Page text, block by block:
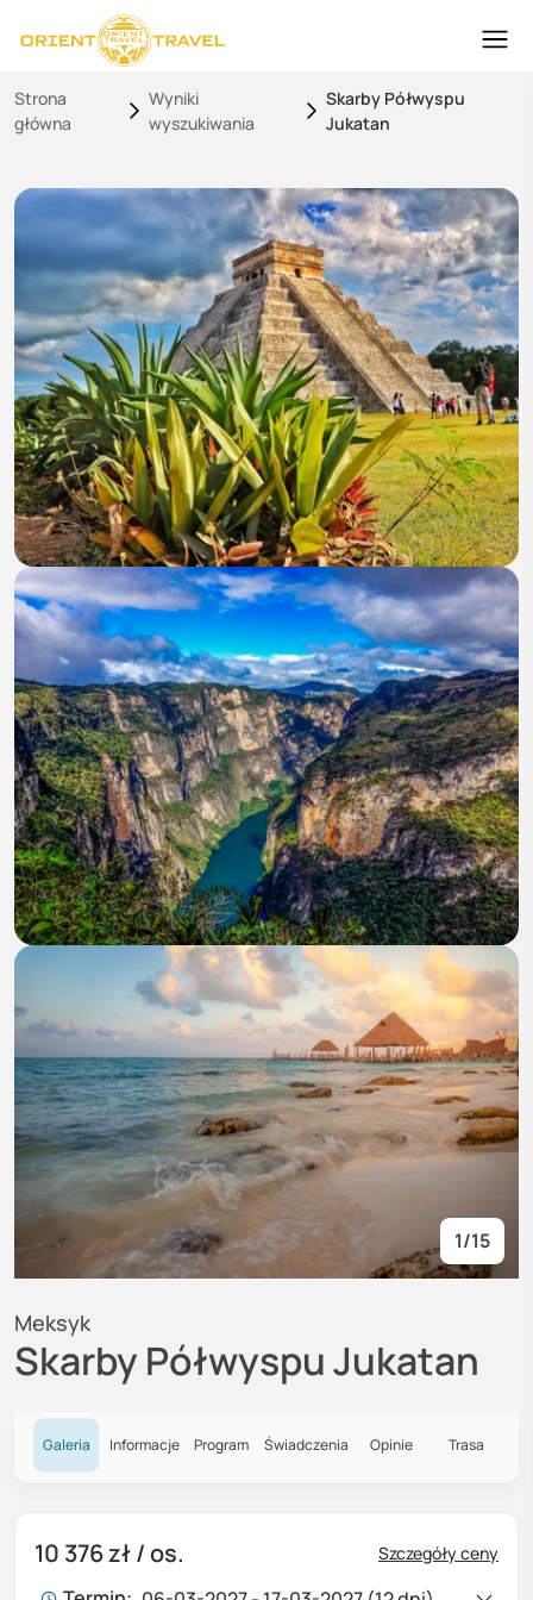
Strona
główna
Wyniki
wyszukiwania
Skarby Półwyspu
Jukatan
1/15
Skarby Półwyspu Jukatan
Meksyk
Galeria Informacje Program Świadczenia Opinie Trasa
10 376 zł/ os. Szczegóły ceny